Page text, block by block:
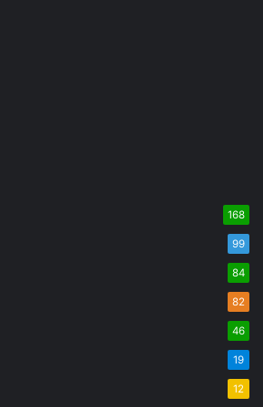
168
99
84
82
46
19
12